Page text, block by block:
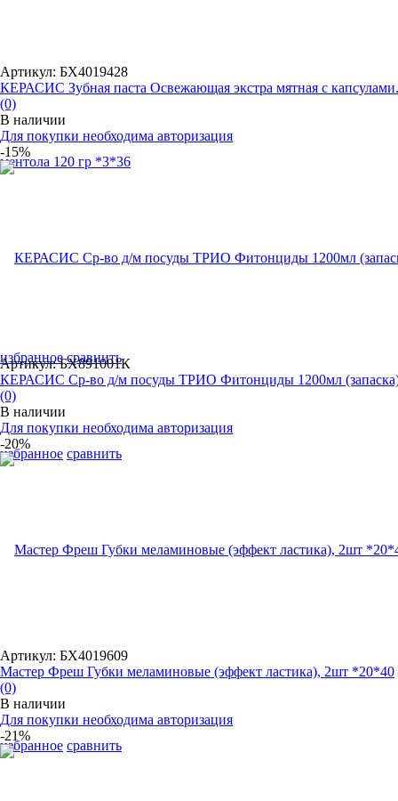
избранное сравнить
Артикул: БХ4019428
КЕРАСИС Зубная паста Освежающая экстра мятная с
(0)
В наличии
Для покупки необходима авторизация
-15%
избранное сравнить
Артикул: БХ891001К
КЕРАСИС Ср-во д/м посуды ТРИО Фитонциды 1200мл
(0)
В наличии
Для покупки необходима авторизация
-20%
избранное сравнить
Артикул: БХ4019609
Мастер Фреш Губки меламиновые (эффект ластика), 2шт *20*40
(0)
В наличии
Для покупки необходима авторизация
-21%